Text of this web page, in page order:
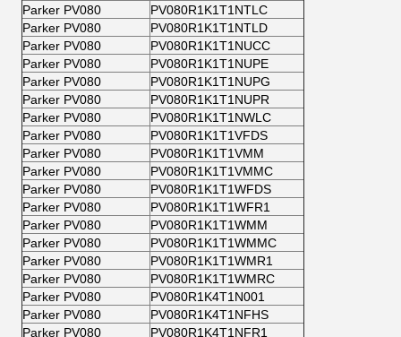
Parker PV080
PV080R1K1T1NTLC
Parker PV080
PV080R1K1T1NTLD
Parker PV080
PV080R1K1T1NUCC
Parker PV080
PV080R1K1T1NUPE
Parker PV080
PV080R1K1T1NUPG
Parker PV080
PV080R1K1T1NUPR
Parker PV080
PV080R1K1T1NWLC
Parker PV080
PV080R1K1T1VFDS
Parker PV080
PV080R1K1T1VMM
Parker PV080
PV080R1K1T1VMMC
Parker PV080
PV080R1K1T1WFDS
Parker PV080
PV080R1K1T1WFR1
Parker PV080
PV080R1K1T1WMM
Parker PV080
PV080R1K1T1WMMC
Parker PV080
PV080R1K1T1WMR1
Parker PV080
PV080R1K1T1WMRC
Parker PV080
PV080R1K4T1N001
Parker PV080
PV080R1K4T1NFHS
Parker PV080
PV080R1K4T1NFR1